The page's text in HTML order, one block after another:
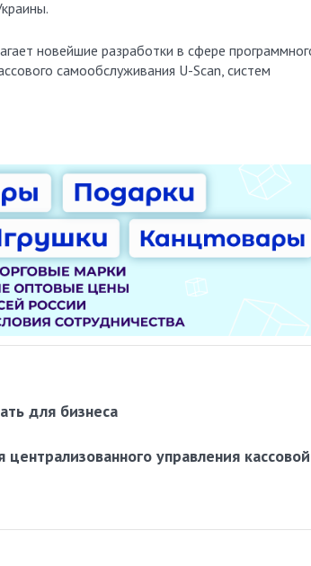
новейшие разработки в сфере
самообслуживания U-Scan, систем
для бизнеса
управления кассовой